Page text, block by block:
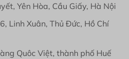
Yên Hòa, Cầu Giấy, Hà Nội
Linh Xuân, Thủ Đức, Hồ Chí
Quôc Việt, thành phố Huế